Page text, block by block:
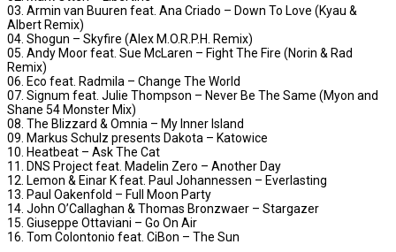
03. Armin van Buuren feat. Ana Criado – Down To Love (Kyau &
Albert Remix)
04. Shogun – Skyfire (Alex M.O.R.P.H. Remix)
05. Andy Moor feat. Sue McLaren – Fight The Fire (Norin & Rad
Remix)
06. Eco feat. Radmila – Change The World
07. Signum feat. Julie Thompson – Never Be The Same (Myon and
Shane 54 Monster Mix)
08. The Blizzard & Omnia – My Inner Island
09. Markus Schulz presents Dakota – Katowice
10. Heatbeat – Ask The Cat
11. DNS Project feat. Madelin Zero – Another Day
12. Lemon & Einar K feat. Paul Johannessen – Everlasting
13. Paul Oakenfold – Full Moon Party
14. John O’Callaghan & Thomas Bronzwaer – Stargazer
15. Giuseppe Ottaviani – Go On Air
16. Tom Colontonio feat. CiBon – The Sun